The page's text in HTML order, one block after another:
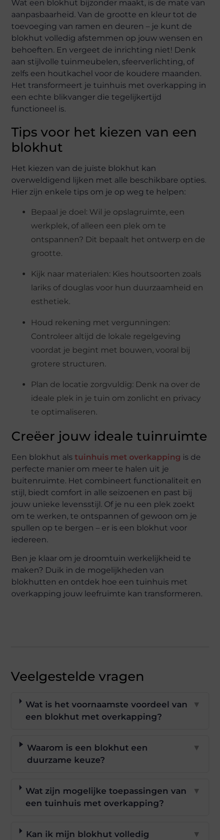
Wat een blokhut bijzonder maakt, is de mate van
aanpasbaarheid. Van de grootte en kleur tot de
toevoeging van ramen en deuren – je kunt de
blokhut volledig afstemmen op jouw wensen en
behoeften. En vergeet de inrichting niet! Denk
aan stijlvolle tuinmeubelen, sfeerverlichting, of
zelfs een houtkachel voor de koudere maanden.
Het transformeert je tuinhuis met overkapping in
een echte blikvanger die tegelijkertijd
functioneel is.
Tips voor het kiezen van een
blokhut
Het kiezen van de juiste blokhut kan
overweldigend lijken met alle beschikbare opties.
Hier zijn enkele tips om je op weg te helpen:
Bepaal je doel: Wil je opslagruimte, een
werkplek, of alleen een plek om te
ontspannen? Dit bepaalt het ontwerp en de
grootte.
Kijk naar materialen: Kies houtsoorten zoals
lariks of douglas voor hun duurzaamheid en
esthetiek.
Houd rekening met vergunningen:
Controleer altijd de lokale regelgeving
voordat je begint met bouwen, vooral bij
grotere structuren.
Plan de locatie zorgvuldig: Denk na over de
ideale plek in je tuin om zonlicht en privacy
te optimaliseren.
Creëer jouw ideale tuinruimte
Een blokhut als tuinhuis met overkapping is de
perfecte manier om meer te halen uit je
buitenruimte. Het combineert functionaliteit en
stijl, biedt comfort in alle seizoenen en past bij
jouw unieke levensstijl. Of je nu een plek zoekt
om te werken, te ontspannen of gewoon om je
spullen op te bergen – er is een blokhut voor
iedereen.
Ben je klaar om je droomtuin werkelijkheid te
maken? Duik in de mogelijkheden van
blokhutten en ontdek hoe een tuinhuis met
overkapping jouw leefruimte kan transformeren.
Veelgestelde vragen
Wat is het voornaamste voordeel van
een blokhut met overkapping?
▼
Waarom is een blokhut een
duurzame keuze?
▼
Wat zijn mogelijke toepassingen van
een tuinhuis met overkapping?
▼
Kan ik mijn blokhut volledig
▼